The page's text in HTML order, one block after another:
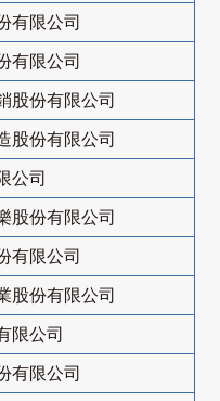
有限公司
有限公司
股份有限公司
股份有限公司
公司
股份有限公司
有限公司
股份有限公司
限公司
有限公司